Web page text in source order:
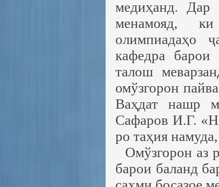
медиҳанд.
менамояд,
олимпиадаҳо
кафедра
талош
омўзгорон
Ваҳдат нашр
Сафаров И.Г.
ро таҳия
Омўзгорон аз
барои баланд